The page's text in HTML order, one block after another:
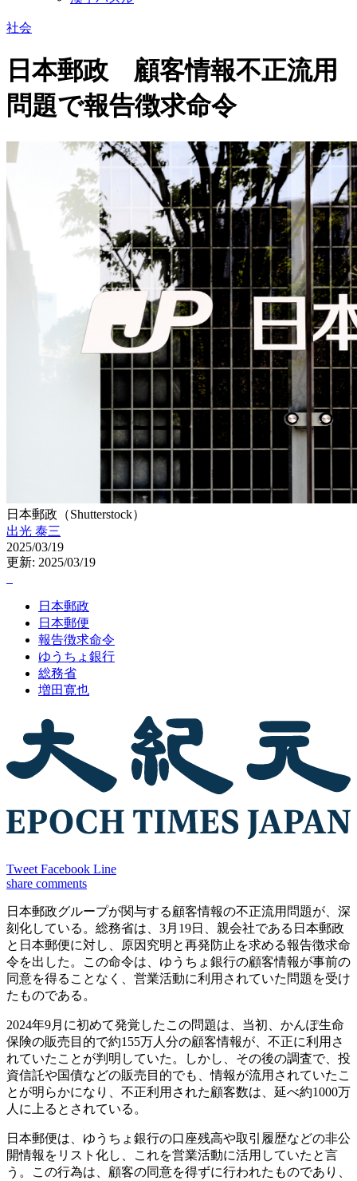
社会
日本郵政 顧客情報不正流用
問題で報告徴求命令
日本郵政（Shutterstock）
出光 泰三
2025/03/19
更新: 2025/03/19
日本郵政
日本郵便
報告徴求命令
ゆうちょ銀行
総務省
増田寛也
Tweet Facebook Line
share comments
日本郵政グループが関与する顧客情報の不正流用問題が、深
刻化している。総務省は、3月19日、親会社である日本郵政
と日本郵便に対し、原因究明と再発防止を求める報告徴求命
令を出した。この命令は、ゆうちょ銀行の顧客情報が事前の
同意を得ることなく、営業活動に利用されていた問題を受け
たものである。
2024年9月に初めて発覚したこの問題は、当初、かんぽ生命
保険の販売目的で約155万人分の顧客情報が、不正に利用さ
れていたことが判明していた。しかし、その後の調査で、投
資信託や国債などの販売目的でも、情報が流用されていたこ
とが明らかになり、不正利用された顧客数は、延べ約1000万
人に上るとされている。
日本郵便は、ゆうちょ銀行の口座残高や取引履歴などの非公
開情報をリスト化し、これを営業活動に活用していたと言
う。この行為は、顧客の同意を得ずに行われたものであり、